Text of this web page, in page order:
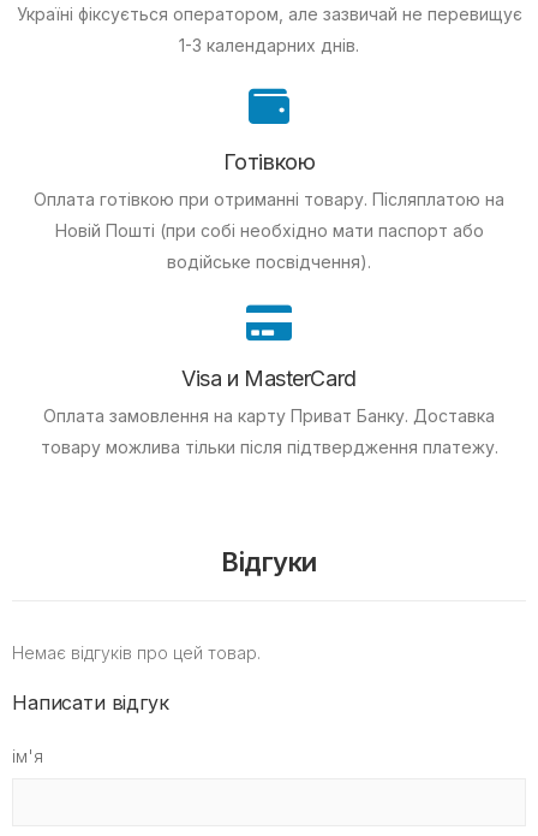
Україні фіксується оператором, але зазвичай не перевищує
1-3 календарних днів.
Готівкою
Оплата готівкою при отриманні товару. Післяплатою на
Новій Пошті (при собі необхідно мати паспорт або
водійське посвідчення).
Visa и MasterCard
Оплата замовлення на карту Приват Банку. Доставка
товару можлива тільки після підтвердження платежу.
Відгуки
Немає відгуків про цей товар.
Написати відгук
ім'я